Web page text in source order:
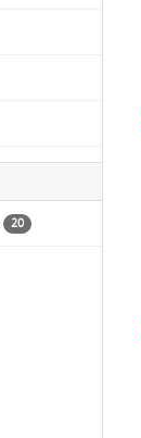
20